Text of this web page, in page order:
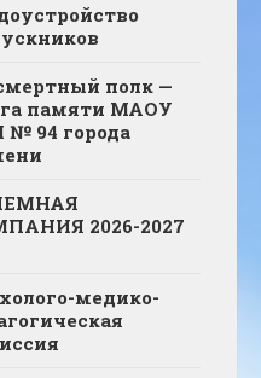
полк —
памяти МАОУ
94 города
2026-2027
медико-